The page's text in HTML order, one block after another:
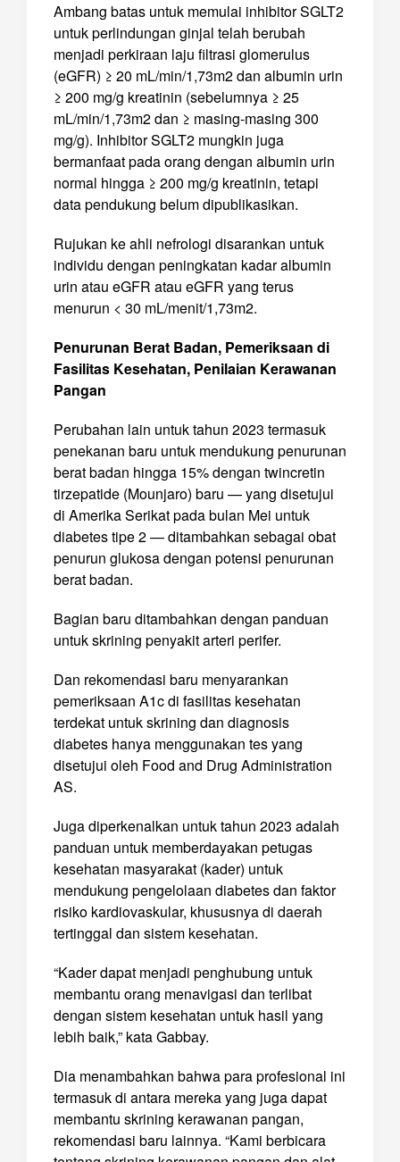
Ambang batas untuk memulai inhibitor SGLT2
untuk perlindungan ginjal telah berubah
menjadi perkiraan laju filtrasi glomerulus
(eGFR) ≥ 20 mL/min/1,73m2 dan albumin urin
≥ 200 mg/g kreatinin (sebelumnya ≥ 25
mL/min/1,73m2 dan ≥ masing-masing 300
mg/g). Inhibitor SGLT2 mungkin juga
bermanfaat pada orang dengan albumin urin
normal hingga ≥ 200 mg/g kreatinin, tetapi
data pendukung belum dipublikasikan.
Rujukan ke ahli nefrologi disarankan untuk
individu dengan peningkatan kadar albumin
urin atau eGFR atau eGFR yang terus
menurun < 30 mL/menit/1,73m2.
Penurunan Berat Badan, Pemeriksaan di
Fasilitas Kesehatan, Penilaian Kerawanan
Pangan
Perubahan lain untuk tahun 2023 termasuk
penekanan baru untuk mendukung penurunan
berat badan hingga 15% dengan twincretin
tirzepatide (Mounjaro) baru — yang disetujui
di Amerika Serikat pada bulan Mei untuk
diabetes tipe 2 — ditambahkan sebagai obat
penurun glukosa dengan potensi penurunan
berat badan.
Bagian baru ditambahkan dengan panduan
untuk skrining penyakit arteri perifer.
Dan rekomendasi baru menyarankan
pemeriksaan A1c di fasilitas kesehatan
terdekat untuk skrining dan diagnosis
diabetes hanya menggunakan tes yang
disetujui oleh Food and Drug Administration
AS.
Juga diperkenalkan untuk tahun 2023 adalah
panduan untuk memberdayakan petugas
kesehatan masyarakat (kader) untuk
mendukung pengelolaan diabetes dan faktor
risiko kardiovaskular, khususnya di daerah
tertinggal dan sistem kesehatan.
“Kader dapat menjadi penghubung untuk
membantu orang menavigasi dan terlibat
dengan sistem kesehatan untuk hasil yang
lebih baik,” kata Gabbay.
Dia menambahkan bahwa para profesional ini
termasuk di antara mereka yang juga dapat
membantu skrining kerawanan pangan,
rekomendasi baru lainnya. “Kami berbicara